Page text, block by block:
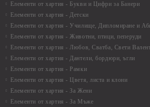
Елементи от хартия - Букви и Цифри за Банери
Елементи от хартия - Детски
Елементи от хартия - Училище, Дипломиране и
Елементи от хартия - Животни, птици, пеперуди
Елементи от хартия - Любов, Сватба, Свети
Елементи от хартия - Дантели, бордюри, ъгли
Елементи от хартия - Рамки
Елементи от хартия - Цветя, листа и клони
Елементи от хартия - За Жени
Елементи от хартия - За Мъже